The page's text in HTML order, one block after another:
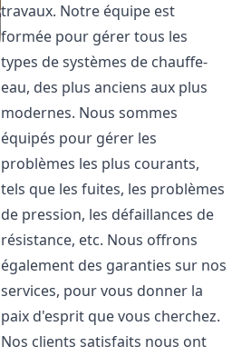
travaux. Notre équipe est
formée pour gérer tous les
types de systèmes de chauffe-
eau, des plus anciens aux plus
modernes. Nous sommes
équipés pour gérer les
problèmes les plus courants,
tels que les fuites, les problèmes
de pression, les défaillances de
résistance, etc. Nous offrons
également des garanties sur nos
services, pour vous donner la
paix d'esprit que vous cherchez.
Nos clients satisfaits nous ont